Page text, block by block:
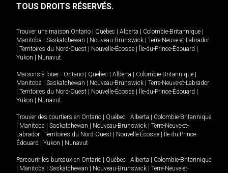
TOUS DROITS RÉSERVÉS.
Trouver une maison Ontario Québec Alberta Colombie-Britannique
Manitoba
Saskatchewan Nouveau-Brunswick
Terre-Neuve-et-Labrador
Territoires du Nord-Ouest Nouvelle-Écosse Île-du-Prince-Édouard
Yukon
Nunavut.
Maisons à louer - Ontario Québec Alberta Colombie-Britannique
Manitoba
Saskatchewan Nouveau-Brunswick
Terre-Neuve-et-Labrador
Territoires du Nord-Ouest Nouvelle-Écosse Île-du-Prince-Édouard
Yukon
Nunavut.
Trouver des courtiers en Ontario Québec Alberta
Colombie-Britannique
Manitoba Saskatchewan Nouveau-Brunswick
Terre-Neuve-et-
Labrador
Territoires du Nord-Ouest Nouvelle-Écosse
Île-du-Prince-
Édouard
Yukon Nunavut
Parcourir les bureaux en Ontario Québec Alberta
Colombie-Britannique
Manitoba Saskatchewan Nouveau-Brunswick
Terre-Neuve-et-